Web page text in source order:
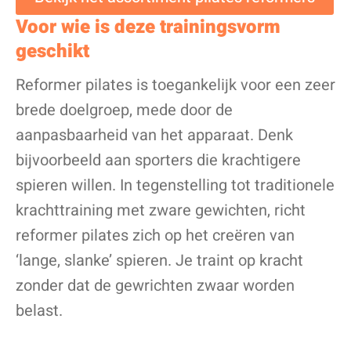
Voor wie is deze trainingsvorm
geschikt
Reformer pilates is toegankelijk voor een zeer
brede doelgroep, mede door de
aanpasbaarheid van het apparaat. Denk
bijvoorbeeld aan sporters die krachtigere
spieren willen. In tegenstelling tot traditionele
krachttraining met zware gewichten, richt
reformer pilates zich op het creëren van
‘lange, slanke’ spieren. Je traint op kracht
zonder dat de gewrichten zwaar worden
belast.